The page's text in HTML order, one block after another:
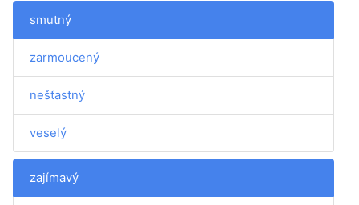
smutný
zarmoucený
nešťastný
veselý
zajímavý